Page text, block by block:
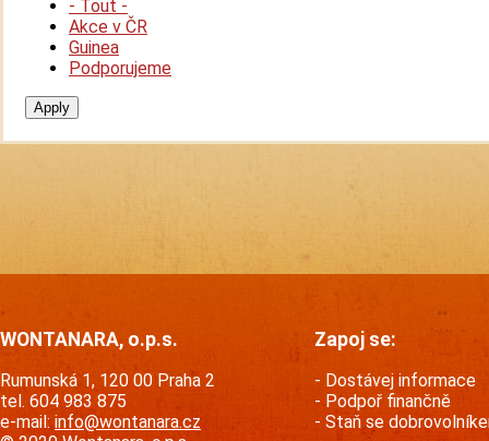
- Tout -
Akce v ČR
Guinea
Podporujeme
WONTANARA, o.p.s.
Rumunská 1, 120 00 Praha 2
tel. 604 983 875
e-mail: info@wontanara.cz
Zapoj se:
Dostávej informace
Podpoř finančně
Staň se